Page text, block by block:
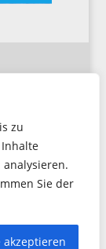
zu
Sie der
akzeptieren